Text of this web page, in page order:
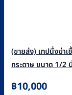
(ขายส่ง) เทปนึ่งฆ่า
กระดาษ ขนาด 1/
฿10,000